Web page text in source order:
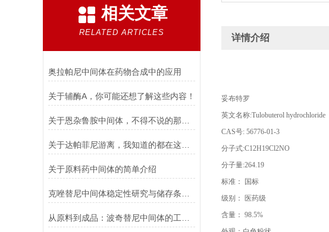
相关文章
RELATED ARTICLES
奥拉帕尼中间体在药物合成中的应用
关于辅酶A，你可能还想了解这些内容！
关于达帕菲尼游离，我知道的都在这儿了！
关于原料药中间体的简单介绍
详情介绍
妥布特罗
英文名称:Tulobuterol hydrochloride
CAS号: 56776-01-3
分子式:C12H19Cl2NO
分子量:264.19
标准： 国标
级别： 医药级
含量： 98.5%